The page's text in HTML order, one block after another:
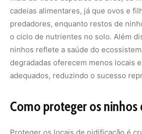
Preservar árvores: Evite cortar
mortas, que são ideais para
Reduzir o desmatamento: Apoie
Fundo Amazôniapara proteger
Evitar perturbações
: Não toque
Plantar espécies nativas: Árvores